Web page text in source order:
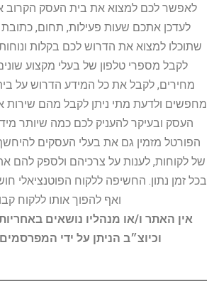
לאפשר לכם למצוא את בית העסק הקרוב
לעדכן אתכם שעות פעילות, תחום, כתובת
שתוכלו למצוא את הדרוש לכם בקלות
לקבל מספרי טלפון של בעלי מקצוע
מחירים, לקבל את כל המידע הדרוש על
מחפשים ולדעת מתי ניתן לקבל מהם שירות
העסק ובעיקר להעניק לכם כמה שיותר
הפורטל מזמין גם את בעלי העסקים
של לקוחות, לענות על צרכיהם ולספק להם
בכל זמן נתון. החשיפה ללקוח הפוטנציאלי
ואף להפוך אותו ללקוח
אין האתר ו/או מנהליו נושאים
וכיוצ״ב הניתן על ידי